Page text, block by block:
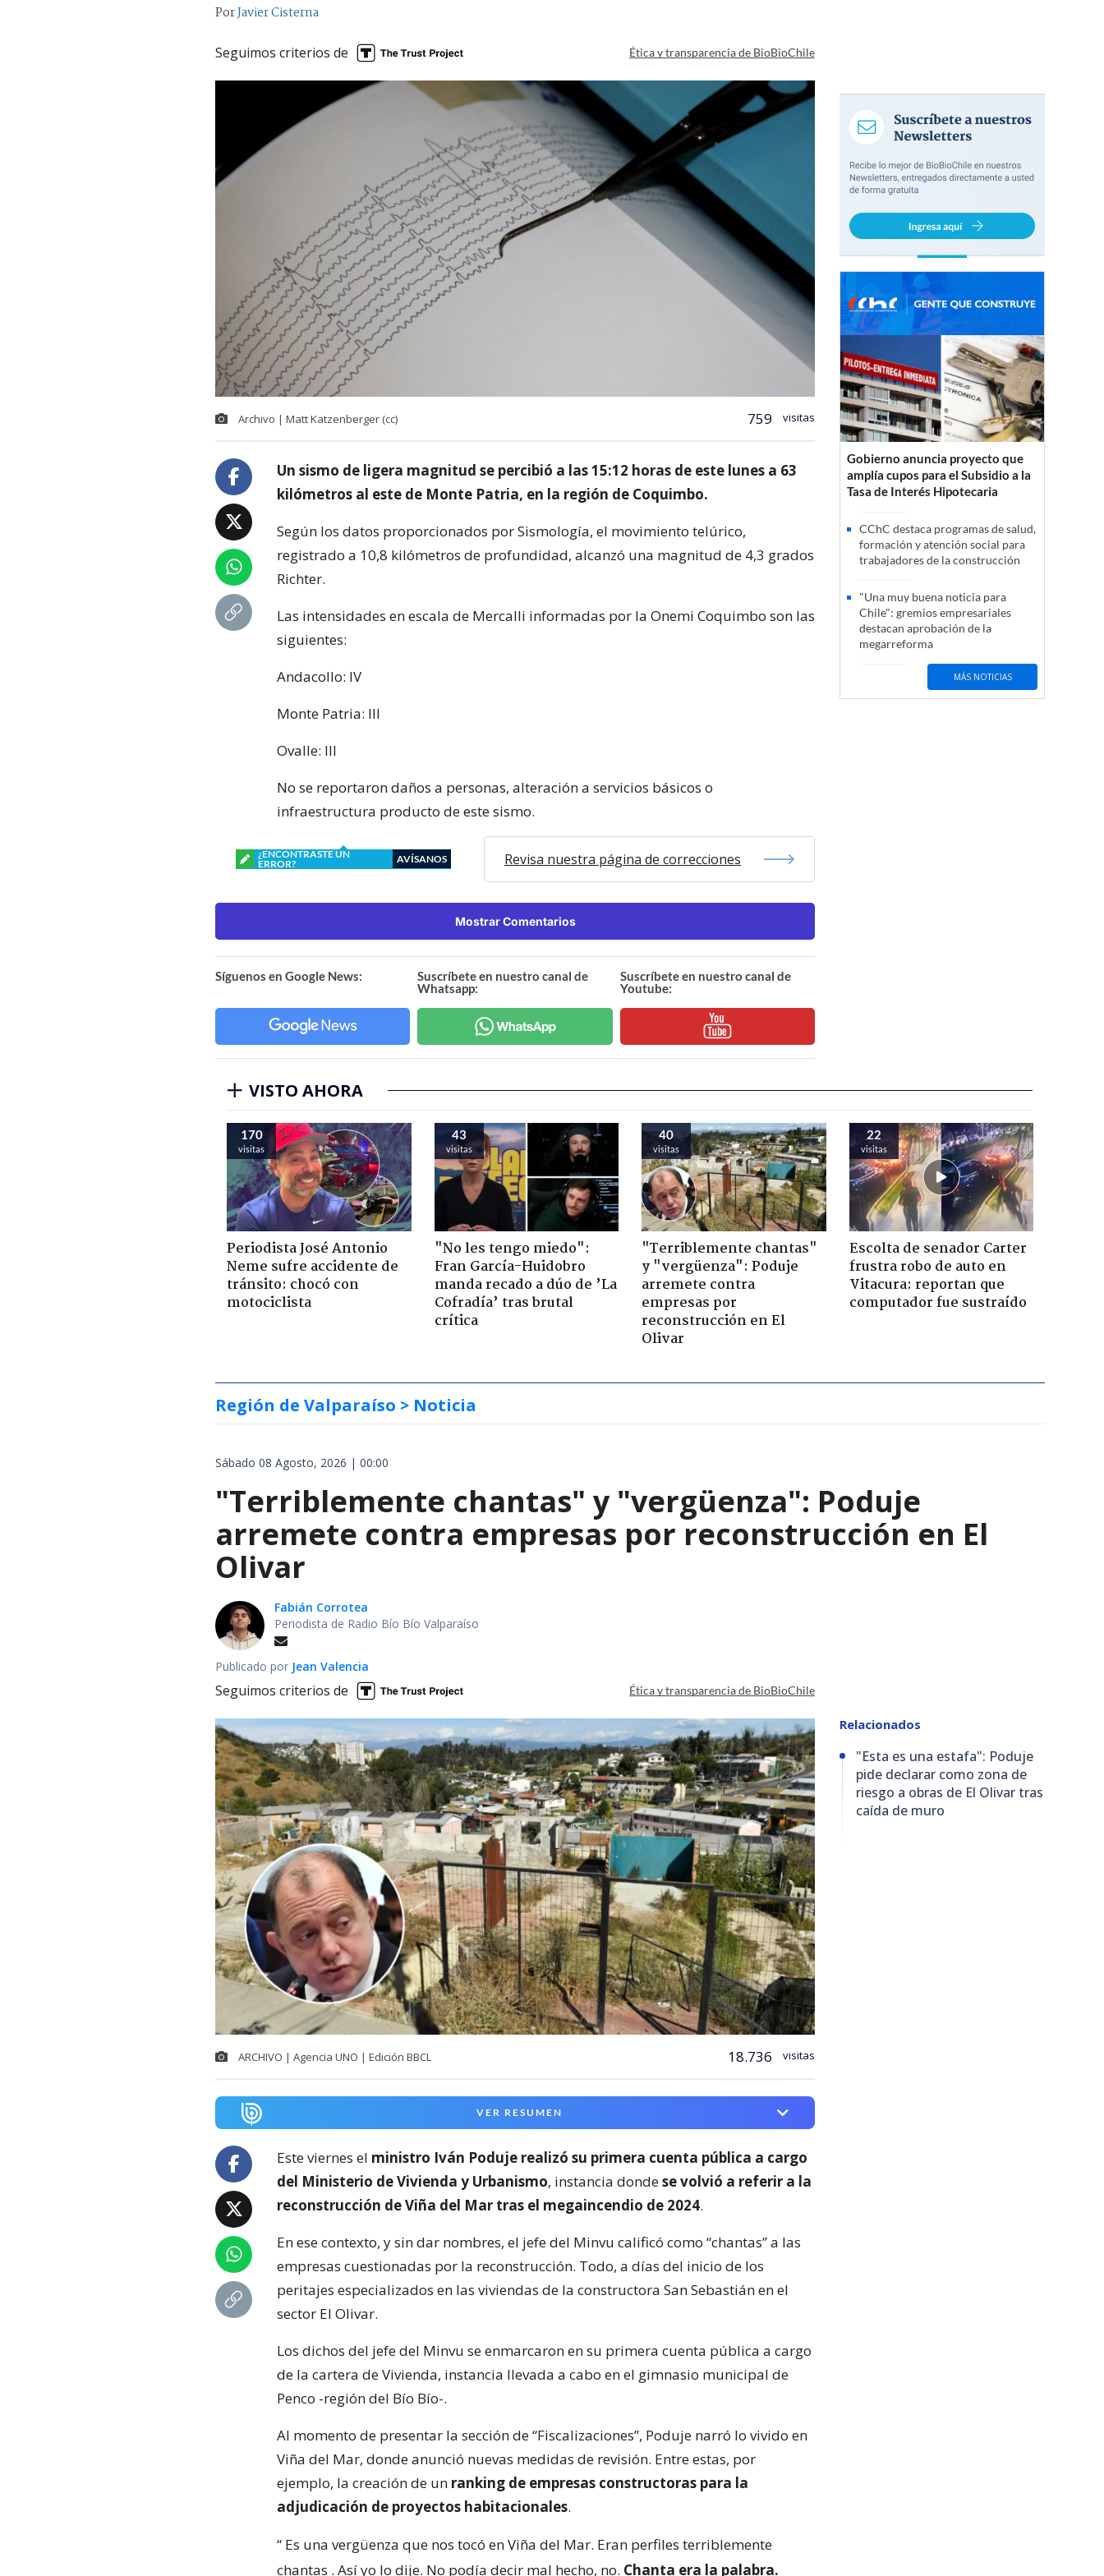
PorJavier Cisterna
Seguimos criterios de Ética y transparencia de BioBioChile
Archivo | Matt Katzenberger (cc) 759 visitas
Un sismo de ligera magnitud se percibió a las 15:12 horas de este lunes a 63
kilómetros al este de Monte Patria, en la región de Coquimbo.
Según los datos proporcionados por Sismología, el movimiento telúrico,
registrado a 10,8 kilómetros de profundidad, alcanzó una magnitud de 4,3 grados
Richter.
Las intensidades en escala de Mercalli informadas por la Onemi Coquimbo son las
siguientes:
Andacollo: IV
Monte Patria: III
Ovalle: III
No se reportaron daños a personas, alteración a servicios básicos o
infraestructura producto de este sismo.
¿ENCONTRASTE UN
ERROR?
AVÍSANOS Revisa nuestra página de correcciones
Mostrar Comentarios
Síguenos en Google News:
Suscríbete en nuestro canal de
Whatsapp:
Suscríbete en nuestro canal de
Youtube:
Gobierno anuncia proyecto que
amplía cupos para el Subsidio a la
Tasa de Interés Hipotecaria
CChC destaca programas de salud,
formación y atención social para
trabajadores de la construcción
"Una muy buena noticia para
Chile": gremios empresariales
destacan aprobación de la
megarreforma
MÁS NOTICIAS
VISTO AHORA
170
visitas
Periodista José Antonio
Neme sufre accidente de
tránsito: chocó con
motociclista
43
visitas
"No les tengo miedo":
Fran García-Huidobro
manda recado a dúo de ’La
Cofradía’ tras brutal
crítica
40
visitas
"Terriblemente chantas"
y "vergüenza": Poduje
arremete contra
empresas por
reconstrucción en El
Olivar
22
visitas
Escolta de senador Carter
frustra robo de auto en
Vitacura: reportan que
computador fue sustraído
Región de Valparaíso > Noticia
Sábado 08 Agosto, 2026 | 00:00
"Terriblemente chantas" y "vergüenza": Poduje
arremete contra empresas por reconstrucción en El
Olivar
Fabián Corrotea
Periodista de Radio Bío Bío Valparaíso
Publicado por Jean Valencia
Seguimos criterios de Ética y transparencia de BioBioChile
ARCHIVO | Agencia UNO | Edición BBCL 18.736 visitas
VER RESUMEN
Este viernes el ministro Iván Poduje realizó su primera cuenta pública a cargo
del Ministerio de Vivienda y Urbanismo, instancia dondese volvió a referir a la
reconstrucción de Viña del Mar tras el megaincendio de 2024.
En ese contexto, y sin dar nombres, el jefe del Minvu calificó como “chantas” a las
empresas cuestionadas por la reconstrucción. Todo, a días del inicio de los
peritajes especializados en las viviendas de la constructora San Sebastián en el
sector El Olivar.
Los dichos del jefe del Minvu se enmarcaron en su primera cuenta pública a cargo
de la cartera de Vivienda, instancia llevada a cabo en el gimnasio municipal de
Penco -región del Bío Bío-.
Al momento de presentar la sección de “Fiscalizaciones”, Poduje narró lo vivido en
Viña del Mar, donde anunció nuevas medidas de revisión. Entre estas, por
ejemplo, la creación de un ranking de empresas constructoras para la
adjudicación de proyectos habitacionales.
“ Es una vergüenza que nos tocó en Viña del Mar. Eran perfiles terriblemente
chantas . Así yo lo dije. No podía decir mal hecho, no. Chanta era la palabra.
Relacionados
"Esta es una estafa": Poduje
pide declarar como zona de
riesgo a obras de El Olivar tras
caída de muro